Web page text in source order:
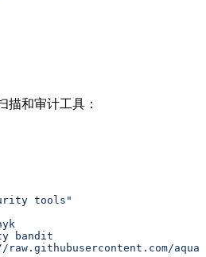
描和审计工具：
tools"
bandit
raw.githubusercontent.com/